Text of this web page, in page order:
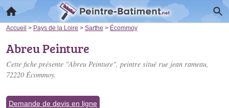
Accueil > Pays de la Loire > Sarthe > Écommoy
Abreu Peinture
Cette fiche présente "Abreu Peinture", peintre situé rue jean rameau,
72220 Écommoy.
Demande de devis en ligne